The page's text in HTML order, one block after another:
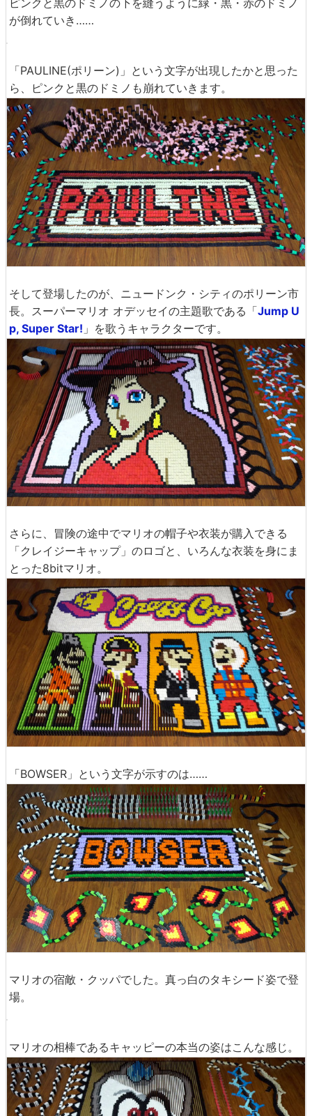
が倒れていき……
「PAULINE(ポリーン)」という文字が出現したかと思った
ら、ピンクと黒のドミノも崩れていきます。
そして登場したのが、ニュードンク・シティのポリーン市
長。スーパーマリオ オデッセイの主題歌である「Jump U
p, Super Star!」を歌うキャラクターです。
さらに、冒険の途中でマリオの帽子や衣装が購入できる
「クレイジーキャップ」のロゴと、いろんな衣装を身にま
とった8bitマリオ。
「BOWSER」という文字が示すのは……